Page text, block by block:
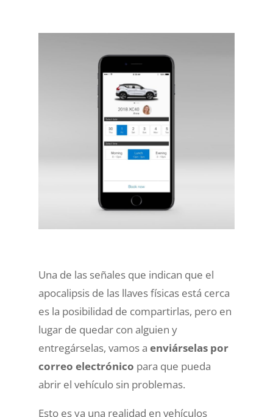
Una de las señales que indican que el
apocalipsis de las llaves físicas está cerca
es la posibilidad de compartirlas, pero en
lugar de quedar con alguien y
entregárselas, vamos a enviárselas por
correo electrónico para que pueda
abrir el vehículo sin problemas.
Esto es ya una realidad en vehículos